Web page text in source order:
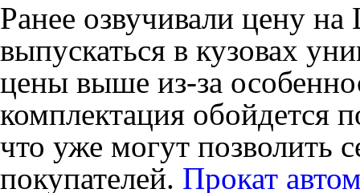
Ранее озвучивали цену
выпускаться в кузовах
цены выше из-за
комплектация обойдется
что уже могут позволить
покупателей. Прокат